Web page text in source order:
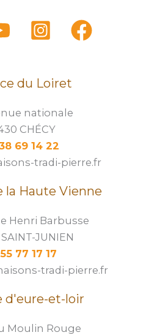
du Loiret
nationale
CHÉCY
69 14 22
tradi-pierre.fr
la Haute Vienne
Henri Barbusse
JUNIEN
77 17 17
tradi-pierre.fr
d'eure-et-loir
Moulin Rouge